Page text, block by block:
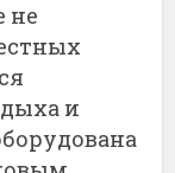
не
и